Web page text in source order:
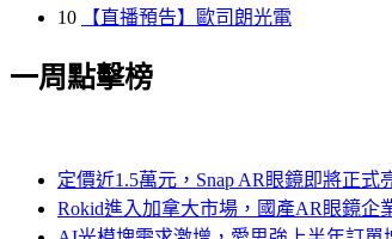
10
【直播預告】歐司朗光電
一周點擊榜
定價近1.5萬元，Snap AR眼鏡即將正式
Rokid進入加拿大市場，國產AR眼鏡企